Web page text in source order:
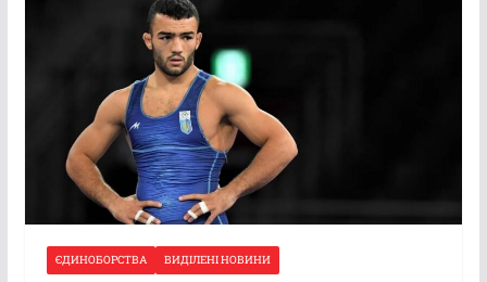
ЄДИНОБОРСТВА ВИДІЛЕНІ НОВИНИ